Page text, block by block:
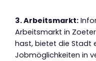
3. Arbeitsmarkt:
Arbeitsmarkt in
hast, bietet die Stadt
Jobmöglichkeiten in